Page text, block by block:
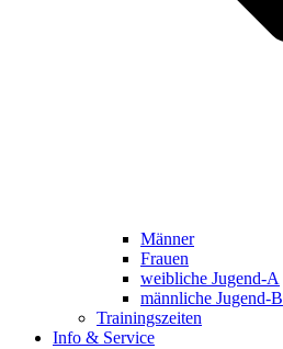
Männer
Frauen
weibliche Jugend-A
männliche Jugend-B
Trainingszeiten
Info & Service